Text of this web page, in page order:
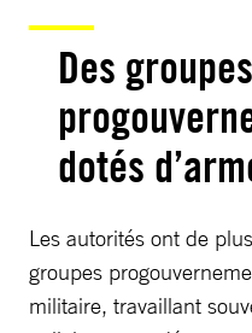
Des groupes
dotés
Les autorités ont de
groupes
militaire, travaillant